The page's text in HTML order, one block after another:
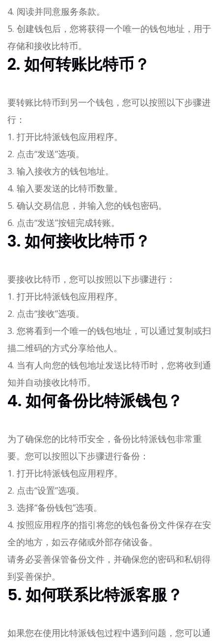
4. 阅读并同意服务条款。
5. 创建钱包后，您将获得一个唯一的钱包地址，用于
存储和接收比特币。
2. 如何转账比特币？
要转账比特币到另一个钱包，您可以按照以下步骤进
行：
1. 打开比特派钱包应用程序。
2. 点击“发送”选项。
3. 输入接收方的钱包地址。
4. 输入要发送的比特币数量。
5. 确认交易信息，并输入您的钱包密码。
6. 点击“发送”按钮完成转账。
3. 如何接收比特币？
要接收比特币，您可以按照以下步骤进行：
1. 打开比特派钱包应用程序。
2. 点击“接收”选项。
3. 您将看到一个唯一的钱包地址，可以通过复制或扫
描二维码的方式分享给他人。
4. 当有人向您的钱包地址发送比特币时，您将收到通
知并自动接收比特币。
4. 如何备份比特派钱包？
为了确保您的比特币安全，备份比特派钱包非常重
要。您可以按照以下步骤进行备份：
1. 打开比特派钱包应用程序。
2. 点击“设置”选项。
3. 选择“备份钱包”选项。
4. 按照应用程序的指引将您的钱包备份文件保存在安
全的地方，如云存储或外部存储设备。
请务必妥善保管备份文件，并确保您的密码和私钥得
到妥善保护。
5. 如何联系比特派客服？
如果您在使用比特派钱包过程中遇到问题，您可以通